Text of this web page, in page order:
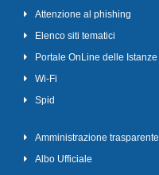
Attenzione al phishing
Elenco siti tematici
Portale OnLine delle Istanze
Wi-Fi
Spid
Amministrazione trasparente
Albo Ufficiale